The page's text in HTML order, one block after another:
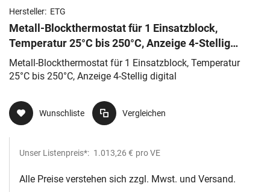
Hersteller: ETG
Metall-Blockthermostat für 1 Einsatzblock,
Temperatur 25°C bis 250°C, Anzeige 4-Stellig
digital
Metall-Blockthermostat für 1 Einsatzblock, Temperatur
25°C bis 250°C, Anzeige 4-Stellig digital
Wunschliste Vergleichen
Unser Listenpreis*: 1.013,26 € pro VE
Alle Preise verstehen sich zzgl. Mwst. und Versand.